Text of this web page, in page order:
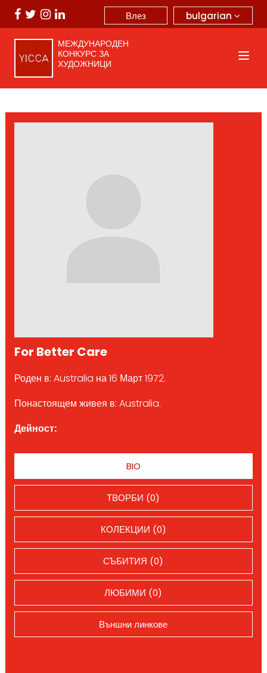
bulgarian
Влез
МЕЖДУНАРОДЕН
КОНКУРС ЗА
ХУДОЖНИЦИ
For Better Care
Роден в: Australia на 16 Март 1972.
Понастоящем живея в: Australia.
Дейност:
BIO
ТВОРБИ (0)
КОЛЕКЦИИ (0)
СЪБИТИЯ (0)
ЛЮБИМИ (0)
Външни линкове